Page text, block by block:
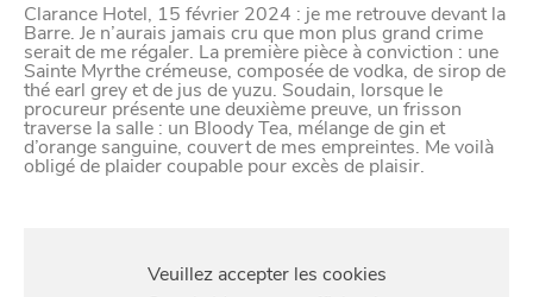
Clarance Hotel, 15 février 2024 : je me retrouve devant la
Barre. Je n’aurais jamais cru que mon plus grand crime
serait de me régaler. La première pièce à conviction : une
Sainte Myrthe crémeuse, composée de vodka, de sirop de
thé earl grey et de jus de yuzu. Soudain, lorsque le
procureur présente une deuxième preuve, un frisson
traverse la salle : un Bloody Tea, mélange de gin et
d’orange sanguine, couvert de mes empreintes. Me voilà
obligé de plaider coupable pour excès de plaisir.
RENDRE